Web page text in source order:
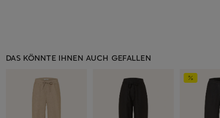
DAS KÖNNTE IHNEN AUCH GEFALLEN